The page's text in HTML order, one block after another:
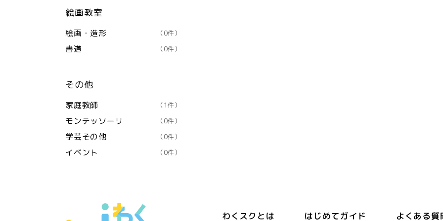
絵画教室
絵画・造形 （0件）
書道 （0件）
その他
家庭教師 （1件）
モンテッソーリ （0件）
学芸その他 （0件）
イベント （0件）
わくスクとは はじめてガイド よくある質